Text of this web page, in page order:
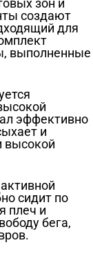
зон и
создают
для
выполненные
эффективно
и
высокой
сидит по
плеч и
бега,